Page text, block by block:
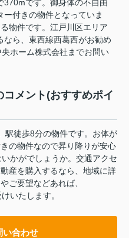
370mです。御身体の不自由
付きの物件となっていま
物件です。江戸川区エリア
なら、東西線西葛西がお勧め
ホーム株式会社までお問い
メント(おすすめポイ
駅徒歩8分の物件です。お体が
の物件なので昇り降りが安心
かがでしょうか。交通アクセ
産を購入するなら、地域に詳
ご要望などあれば、
いたします。
い合わせ